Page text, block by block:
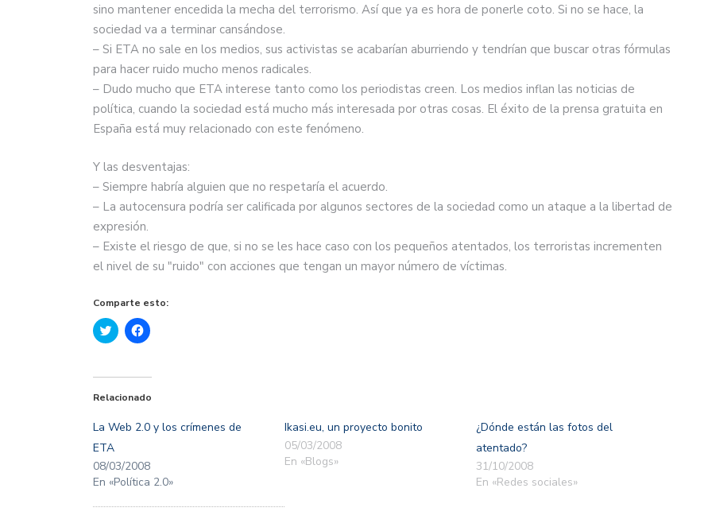
sino mantener encedida la mecha del terrorismo. Así que ya es hora de ponerle coto. Si no se hace, la
sociedad va a terminar cansándose.
– Si ETA no sale en los medios, sus activistas se acabarían aburriendo y tendrían que buscar otras fórmulas
para hacer ruido mucho menos radicales.
– Dudo mucho que ETA interese tanto como los periodistas creen. Los medios inflan las noticias de
política, cuando la sociedad está mucho más interesada por otras cosas. El éxito de la prensa gratuita en
España está muy relacionado con este fenómeno.
Y las desventajas:
– Siempre habría alguien que no respetaría el acuerdo.
– La autocensura podría ser calificada por algunos sectores de la sociedad como un ataque a la libertad de
expresión.
– Existe el riesgo de que, si no se les hace caso con los pequeños atentados, los terroristas incrementen
el nivel de su "ruido" con acciones que tengan un mayor número de víctimas.
Comparte esto:
Haz
clic
Twitter
abre
una
ventana
Haz
clic
Facebook
abre
una
ventana
Relacionado
La Web 2.0 y los crímenes de
ETA
08/03/2008
En «Política 2.0»
Ikasi.eu, un proyecto bonito
05/03/2008
En «Blogs»
¿Dónde están las fotos del
atentado?
31/10/2008
En «Redes sociales»